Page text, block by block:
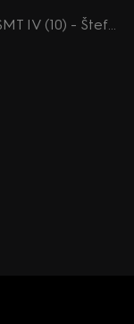
ČSMT IV (10) - Štefan David rozhovor